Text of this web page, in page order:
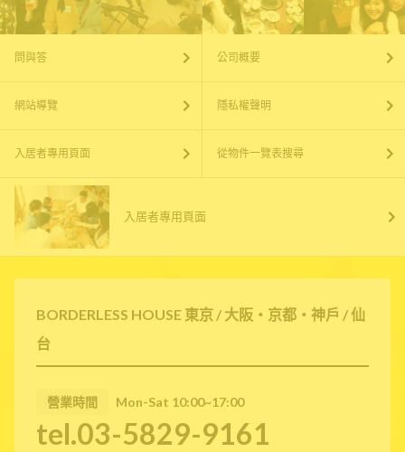
BORDERLESS HOUSE 東京 / 大阪・京都・神戶 / 仙
台
營業時間 Mon-Sat 10:00~17:00
tel.03-5829-9161
問與答 公司概要
網站導覽 隱私權聲明
入居者專用頁面 從物件一覽表搜尋
入居者專用頁面